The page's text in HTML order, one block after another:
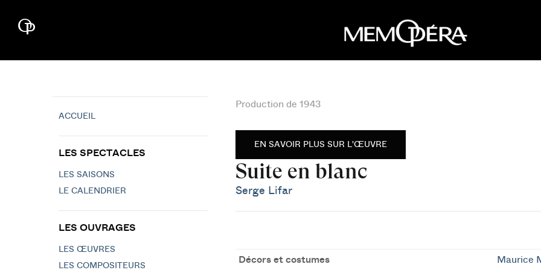
Production de 1943
EN SAVOIR PLUS SUR L'ŒUVRE
Suite en blanc
Serge Lifar
Décors et costumes Maurice
ACCUEIL
LES SPECTACLES
LES SAISONS
LE CALENDRIER
LES OUVRAGES
LES ŒUVRES
LES COMPOSITEURS